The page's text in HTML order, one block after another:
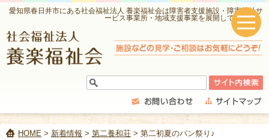
愛知県春日井市にある社会福祉法人 養楽福祉会は障害者支援施設・障害福祉サ
ービス事業所・地域支援事業を展開しています。
HOME > 新着情報 > 第二養和荘 > 第二初夏のパン祭り♪